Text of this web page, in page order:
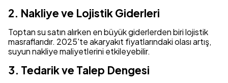
2. Nakliye ve Lojistik Giderleri
Toptan su satın alırken en büyük giderlerden biri lojistik
masraflarıdır. 2025'te akaryakıt fiyatlarındaki olası artış,
suyun nakliye maliyetlerini etkileyebilir.
3. Tedarik ve Talep Dengesi